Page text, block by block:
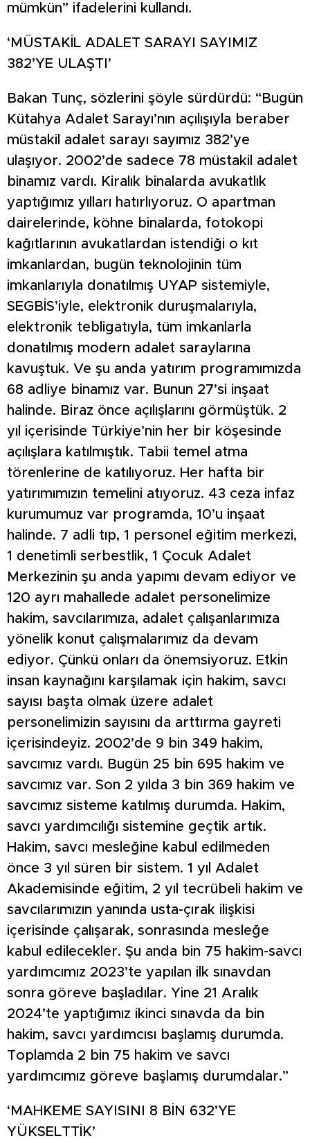
mümkün” ifadelerini kullandı.
‘MÜSTAKİL ADALET SARAYI SAYIMIZ
382’YE ULAŞTI’
Bakan Tunç, sözlerini şöyle sürdürdü: “Bugün
Kütahya Adalet Sarayı’nın açılışıyla beraber
müstakil adalet sarayı sayımız 382’ye
ulaşıyor. 2002’de sadece 78 müstakil adalet
binamız vardı. Kiralık binalarda avukatlık
yaptığımız yılları hatırlıyoruz. O apartman
dairelerinde, köhne binalarda, fotokopi
kağıtlarının avukatlardan istendiği o kıt
imkanlardan, bugün teknolojinin tüm
imkanlarıyla donatılmış UYAP sistemiyle,
SEGBİS’iyle, elektronik duruşmalarıyla,
elektronik tebligatıyla, tüm imkanlarla
donatılmış modern adalet saraylarına
kavuştuk. Ve şu anda yatırım programımızda
68 adliye binamız var. Bunun 27’si inşaat
halinde. Biraz önce açılışlarını görmüştük. 2
yıl içerisinde Türkiye’nin her bir köşesinde
açılışlara katılmıştık. Tabii temel atma
törenlerine de katılıyoruz. Her hafta bir
yatırımımızın temelini atıyoruz. 43 ceza infaz
kurumumuz var programda, 10’u inşaat
halinde. 7 adli tıp, 1 personel eğitim merkezi,
1 denetimli serbestlik, 1 Çocuk Adalet
Merkezinin şu anda yapımı devam ediyor ve
120 ayrı mahallede adalet personelimize
hakim, savcılarımıza, adalet çalışanlarımıza
yönelik konut çalışmalarımız da devam
ediyor. Çünkü onları da önemsiyoruz. Etkin
insan kaynağını karşılamak için hakim, savcı
sayısı başta olmak üzere adalet
personelimizin sayısını da arttırma gayreti
içerisindeyiz. 2002’de 9 bin 349 hakim,
savcımız vardı. Bugün 25 bin 695 hakim ve
savcımız var. Son 2 yılda 3 bin 369 hakim ve
savcımız sisteme katılmış durumda. Hakim,
savcı yardımcılığı sistemine geçtik artık.
Hakim, savcı mesleğine kabul edilmeden
önce 3 yıl süren bir sistem. 1 yıl Adalet
Akademisinde eğitim, 2 yıl tecrübeli hakim ve
savcılarımızın yanında usta-çırak ilişkisi
içerisinde çalışarak, sonrasında mesleğe
kabul edilecekler. Şu anda bin 75 hakim-savcı
yardımcımız 2023’te yapılan ilk sınavdan
sonra göreve başladılar. Yine 21 Aralık
2024’te yaptığımız ikinci sınavda da bin
hakim, savcı yardımcısı başlamış durumda.
Toplamda 2 bin 75 hakim ve savcı
yardımcımız göreve başlamış durumdalar.”
‘MAHKEME SAYISINI 8 BİN 632’YE
YÜKSELTTİK’